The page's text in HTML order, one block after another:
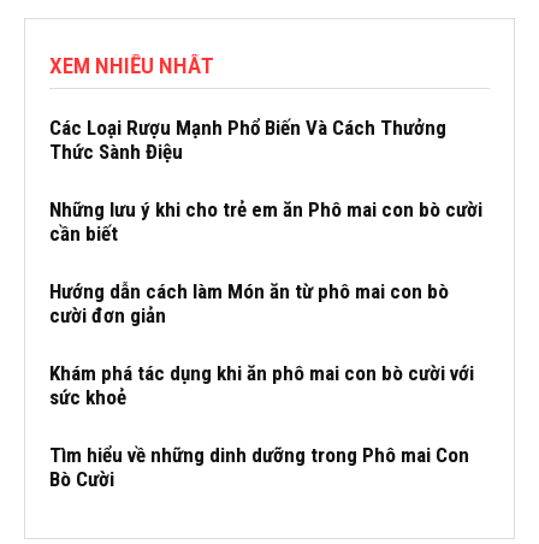
XEM NHIỀU NHẤT
Các Loại Rượu Mạnh Phổ Biến Và Cách Thưởng
Thức Sành Điệu
Những lưu ý khi cho trẻ em ăn Phô mai con bò cười
cần biết
Hướng dẫn cách làm Món ăn từ phô mai con bò
cười đơn giản
Khám phá tác dụng khi ăn phô mai con bò cười với
sức khoẻ
Tìm hiểu về những dinh dưỡng trong Phô mai Con
Bò Cười